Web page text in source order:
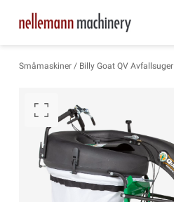
Småmaskiner/ Billy Goat QV Avfallsuger